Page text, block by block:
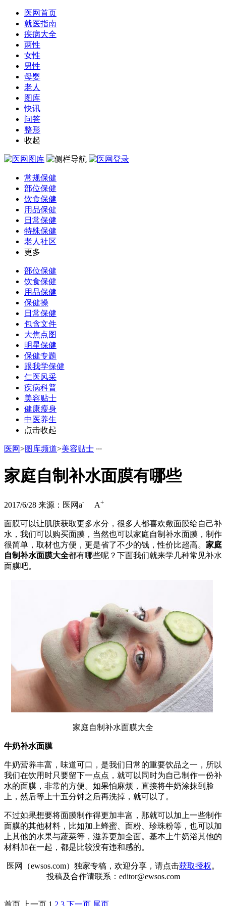
医网首页
就医指南
疾病大全
两性
女性
男性
母婴
老人
图库
快讯
问答
整形
收起
常规保健
部位保健
饮食保健
用品保健
日常保健
特殊保健
老人社区
更多
部位保健
饮食保健
用品保健
保健操
日常保健
包含文件
大焦点图
明星保健
保健专题
跟我学保健
仁医风采
疾病科普
美容贴士
健康瘦身
中医养生
点击收起
医网>图库频道>美容贴士 ···
家庭自制补水面膜有哪些
2017/6/28 来源：医网a- A+
面膜可以让肌肤获取更多水分，很多人都喜欢敷面膜给自己补
水，我们可以购买面膜，当然也可以家庭自制补水面膜，制作
很简单，取材也方便，更是省了不少的钱，性价比超高。 家庭
自制补水面膜大全都有哪些呢？下面我们就来学几种常见补水
面膜吧。
家庭自制补水面膜大全
牛奶补水面膜
牛奶营养丰富，味道可口，是我们日常的重要饮品之一，所以
我们在饮用时只要留下一点点，就可以同时为自己制作一份补
水的面膜，非常的方便。如果怕麻烦，直接将牛奶涂抹到脸
上，然后等上十五分钟之后再洗掉，就可以了。
不过如果想要将面膜制作得更加丰富，那就可以加上一些制作
面膜的其他材料，比如加上蜂蜜、面粉、珍珠粉等，也可以加
上其他的水果与蔬菜等，滋养更加全面。基本上牛奶浴其他的
材料加在一起，都是比较没有违和感的。
医网（ewsos.com）独家专稿，欢迎分享，请点击获取授权。
投稿及合作请联系：editor@ewsos.com